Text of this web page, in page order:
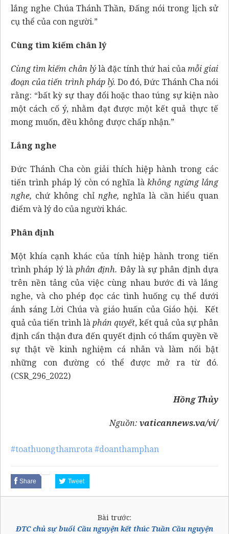
lắng nghe Chúa Thánh Thần, Đấng nói trong lịch sử
cụ thể của con người.”
Cùng tìm kiếm chân lý
Cùng tìm kiếm chân lýlà đặc tính thứ hai củamỗi giai
đoạn của tiến trình pháp lý. Do đó, Đức Thánh Cha nói
rằng: “bất kỳ sự thay đổi hoặc thao túng sự kiện nào
một cách cố ý, nhằm đạt được một kết quả thực tế
mong muốn, đều không được chấp nhận.”
Lắng nghe
Đức Thánh Cha còn giải thích hiệp hành trong các
tiến trình pháp lý còn có nghĩa làkhông ngừng lắng
nghe, chứ không chỉ nghe,nghĩa là cần hiểu quan
điểm và lý do của người khác.
Phân định
Một khía cạnh khác của tính hiệp hành trong tiến
trình pháp lý làphân định. Đây là sự phân định dựa
trên nền tảng của việc cùng nhau bước đi và lắng
nghe, và cho phép đọc các tình huống cụ thể dưới
ánh sáng Lời Chúa và giáo huấn của Giáo hội. Kết
quả của tiến trình làphán quyết, kết quả của sự phân
định cẩn thận đưa đến quyết định có thẩm quyền về
sự thật về kinh nghiệm cá nhân và làm nổi bật
những con đường có thể được mở ra từ đó.
(CSR_296_2022)
Hồng Thủy
Nguồn: vaticannews.va/vi/
#toathuongthamrota#doanthamphan
Share Tweet
Bài trước:
ĐTC chủ sự buổi Cầu nguyện kết thúc Tuần Cầu nguyện